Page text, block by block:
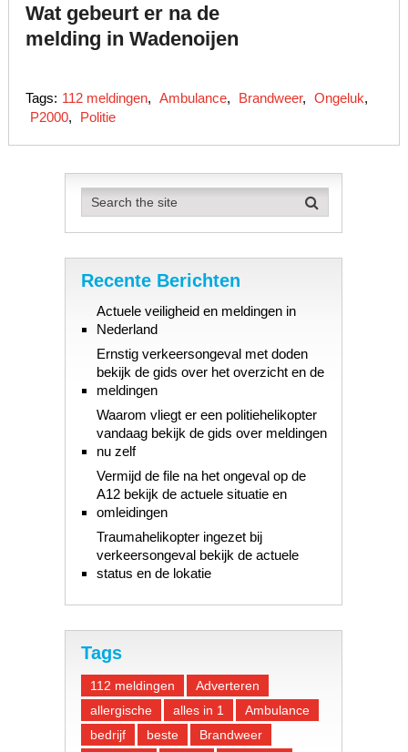
Wat gebeurt er na de
melding in Wadenoijen
Tags: 112 meldingen, Ambulance, Brandweer, Ongeluk,
P2000, Politie
Recente Berichten
Actuele veiligheid en meldingen in
Nederland
Ernstig verkeersongeval met doden
bekijk de gids over het overzicht en de
meldingen
Waarom vliegt er een politiehelikopter
vandaag bekijk de gids over meldingen
nu zelf
Vermijd de file na het ongeval op de
A12 bekijk de actuele situatie en
omleidingen
Traumahelikopter ingezet bij
verkeersongeval bekijk de actuele
status en de lokatie
Tags
112 meldingen
Adverteren
allergische
alles in 1
Ambulance
bedrijf
beste
Brandweer